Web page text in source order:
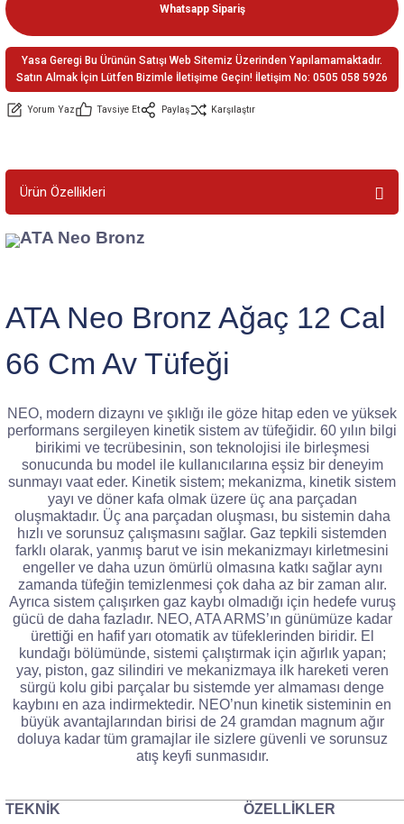
Whatsapp Sipariş
Yasa Geregi Bu Ürünün Satışı Web Sitemiz Üzerinden Yapılamamaktadır.
Satın Almak İçin Lütfen Bizimle İletişime Geçin! İletişim No: 0505 058 5926
Yorum Yaz Tavsiye Et Paylaş Karşılaştır
Ürün Özellikleri
ATA Neo Bronz
ATA Neo Bronz Ağaç 12 Cal
66 Cm Av Tüfeği
NEO, modern dizaynı ve şıklığı ile göze hitap eden ve yüksek
performans sergileyen kinetik sistem av tüfeğidir. 60 yılın bilgi
birikimi ve tecrübesinin, son teknolojisi ile birleşmesi
sonucunda bu model ile kullanıcılarına eşsiz bir deneyim
sunmayı vaat eder. Kinetik sistem; mekanizma, kinetik sistem
yayı ve döner kafa olmak üzere üç ana parçadan
oluşmaktadır. Üç ana parçadan oluşması, bu sistemin daha
hızlı ve sorunsuz çalışmasını sağlar. Gaz tepkili sistemden
farklı olarak, yanmış barut ve isin mekanizmayı kirletmesini
engeller ve daha uzun ömürlü olmasına katkı sağlar aynı
zamanda tüfeğin temizlenmesi çok daha az bir zaman alır.
Ayrıca sistem çalışırken gaz kaybı olmadığı için hedefe vuruş
gücü de daha fazladır. NEO, ATA ARMS’ın günümüze kadar
ürettiği en hafif yarı otomatik av tüfeklerinden biridir. El
kundağı bölümünde, sistemi çalıştırmak için ağırlık yapan;
yay, piston, gaz silindiri ve mekanizmaya ilk hareketi veren
sürgü kolu gibi parçalar bu sistemde yer almaması denge
kaybını en aza indirmektedir. NEO’nun kinetik sisteminin en
büyük avantajlarından birisi de 24 gramdan magnum ağır
doluya kadar tüm gramajlar ile sizlere güvenli ve sorunsuz
atış keyfi sunmasıdır.
TEKNİK
ÖZELLİKLER